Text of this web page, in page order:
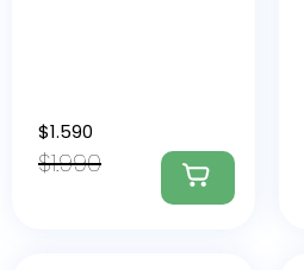
$1.990
$1.590